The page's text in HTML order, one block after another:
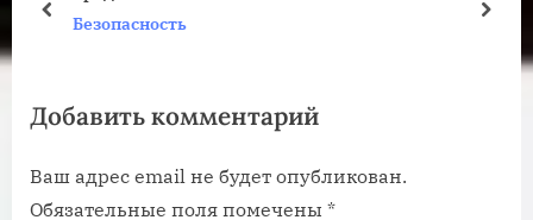
я
п
с
ь
а
и
с
Безопасность
пред
Добавить комментарий
Ваш адрес email не будет опубликован.
Обязательные поля помечены *